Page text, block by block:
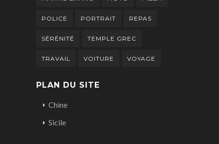
POLICE PORTRAIT REPAS
SÉRÉNITÉ TEMPLE GREC
TRAVAIL VOITURE VOYAGE
PLAN DU SITE
Chine
Sicile